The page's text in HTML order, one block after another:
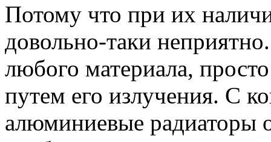
Потому что при их
довольно-таки
любого материала,
путем его излучения. С
алюминиевые радиаторы